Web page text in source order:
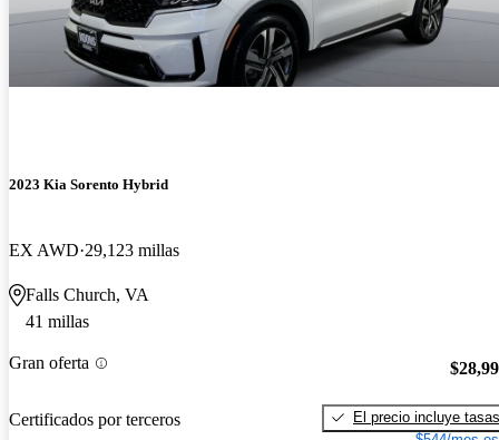
2023 Kia Sorento Hybrid
EX AWD 29,123 millas
Falls Church, VA
41 millas
Gran oferta
Certificados por terceros
El precio incluye tasas